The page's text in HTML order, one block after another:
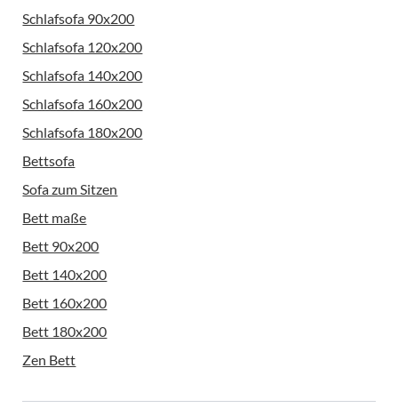
Schlafsofa 90x200
Schlafsofa 120x200
Schlafsofa 140x200
Schlafsofa 160x200
Schlafsofa 180x200
Bettsofa
Sofa zum Sitzen
Bett maße
Bett 90x200
Bett 140x200
Bett 160x200
Bett 180x200
Zen Bett